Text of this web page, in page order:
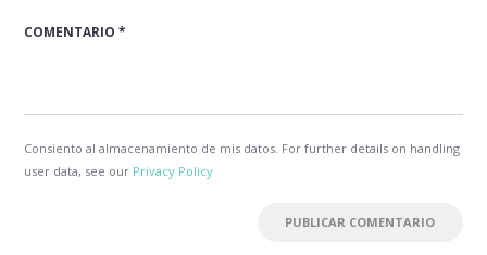
Consiento al almacenamiento de mis datos. For further details on handling
user data, see our Privacy Policy